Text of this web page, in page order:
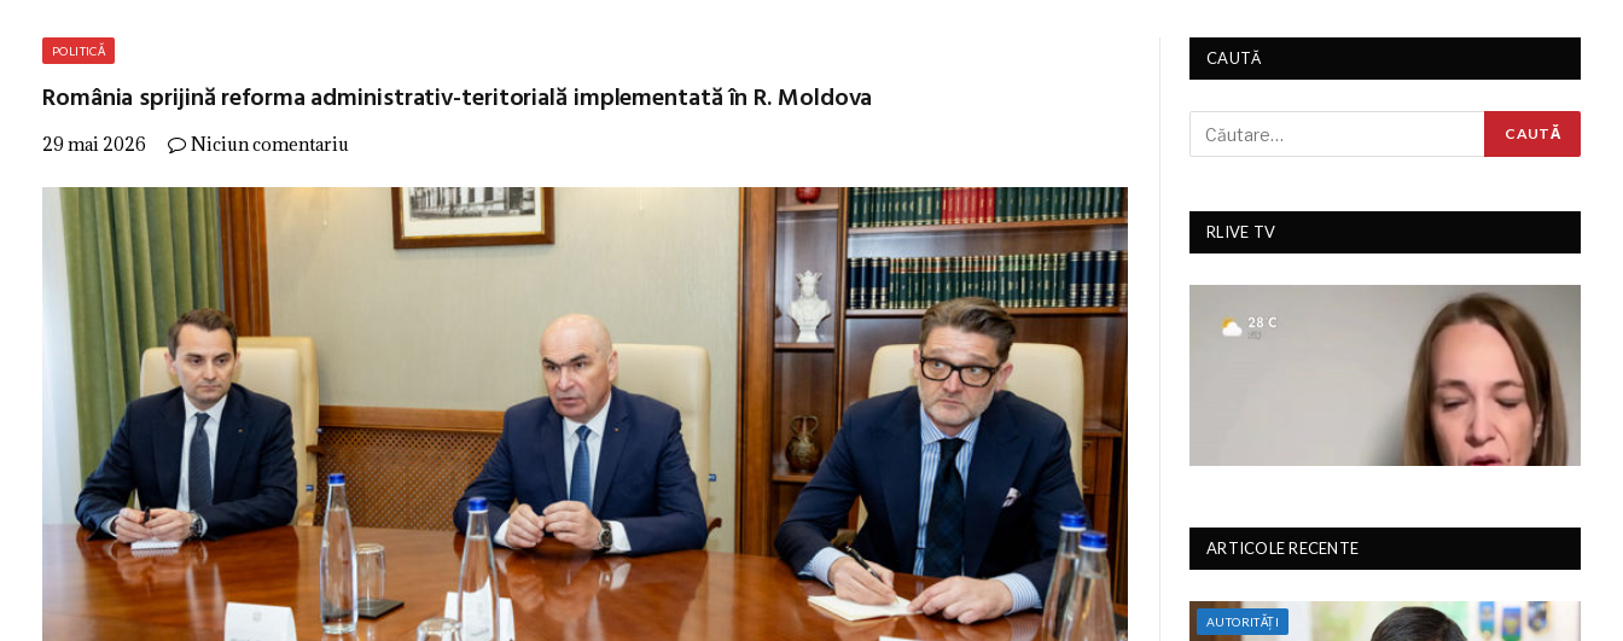
POLITICĂ
România sprijină reforma administrativ-teritorială implementată în R. Moldova
29 mai 2026 Niciun comentariu
CAUTĂ
RLIVE TV
ARTICOLE RECENTE
AUTORITĂȚI